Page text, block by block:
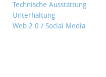
Technische Ausstattung
Unterhaltung
Web 2.0 / Social Media